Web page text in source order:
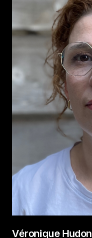
Véronique Hudon